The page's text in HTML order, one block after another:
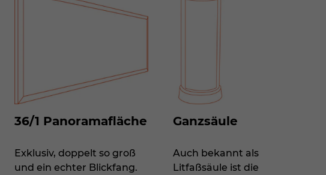
36/1 Panoramafläche
Exklusiv, doppelt so groß
und ein echter Blickfang.
Ganzsäule
Auch bekannt als
Litfaßsäule ist die